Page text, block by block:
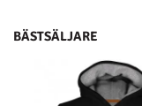
BÄSTSÄLJARE